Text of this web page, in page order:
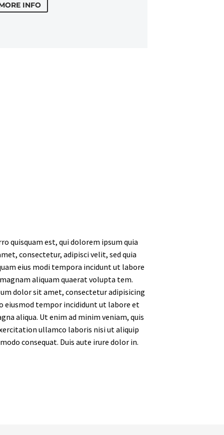
INFO
quisquam est, qui dolorem ipsum quia
consectetur, adipisci velit, sed quia
eius modi tempora incidunt ut labore
aliquam quaerat volupta tem.
dolor sit amet, consectetur adipisicing
eiusmod tempor incididunt ut labore et
aliqua. Ut enim ad minim veniam, quis
ullamco laboris nisi ut aliquip
consequat. Duis aute irure dolor in.